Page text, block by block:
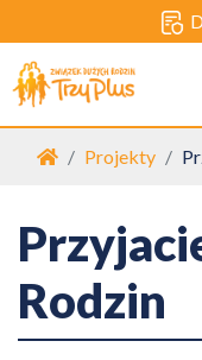
Strona główna
Projekty
Rodzin